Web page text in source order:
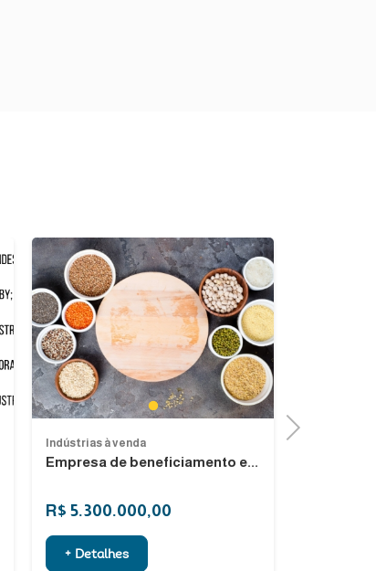
Next
1
Indústrias à venda
Empresa de beneficiamento e...
R$ 5.300.000,00
+ Detalhes
Previous
Next